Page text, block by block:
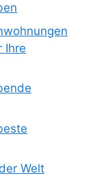
Ihre
Welt